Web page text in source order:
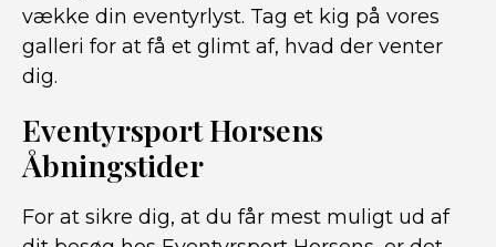
vække din eventyrlyst. Tag et kig på vores
galleri for at få et glimt af, hvad der venter
dig.
Eventyrsport Horsens
Åbningstider
For at sikre dig, at du får mest muligt ud af